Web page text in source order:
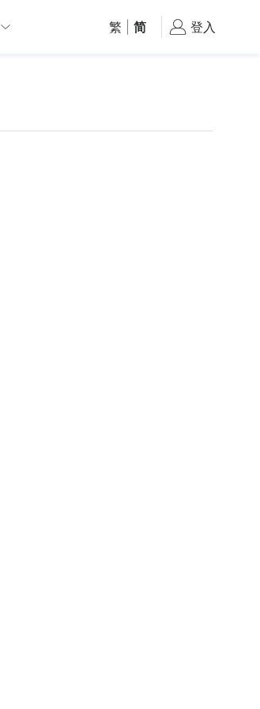
繁 简 登入